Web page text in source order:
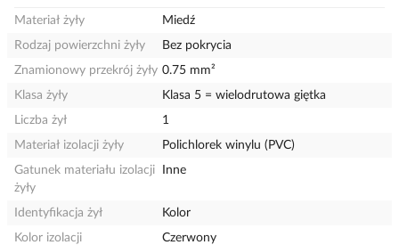
Materiał żyły
Miedź
Rodzaj powierzchni żyły
Bez pokrycia
Znamionowy przekrój żyły 0.75 mm²
Klasa żyły
Klasa 5 = wielodrutowa giętka
Liczba żył
1
Materiał izolacji żyły
Polichlorek winylu (PVC)
Gatunek materiału izolacji
żyły
Inne
Identyfikacja żył
Kolor
Kolor izolacji
Czerwony